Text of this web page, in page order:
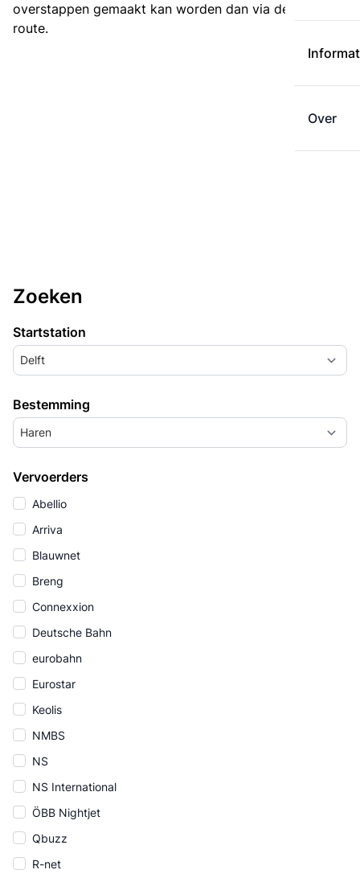
Over
overstappen gemaakt kan worden dan via de kortste
route.
Zoeken
Startstation
Delft
Bestemming
Haren
Vervoerders
Abellio
Arriva
Blauwnet
Breng
Connexxion
Deutsche Bahn
eurobahn
Eurostar
Keolis
NMBS
NS
NS International
ÖBB Nightjet
Qbuzz
R-net